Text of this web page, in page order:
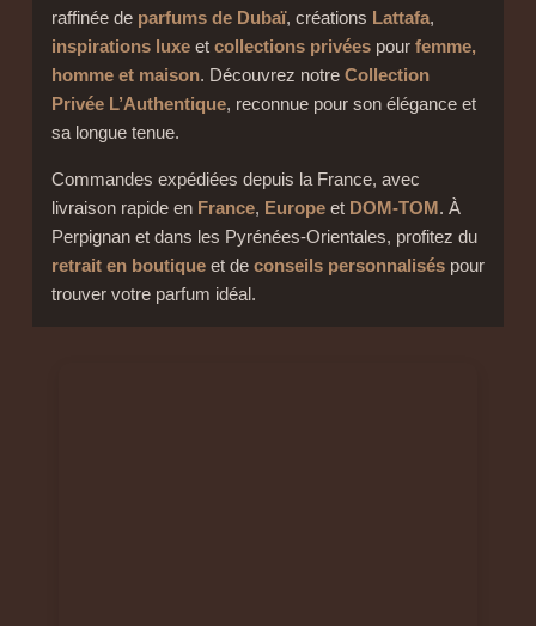
raffinée de parfums de Dubaï, créations Lattafa,
inspirations luxeet collections privéespour femme,
homme et maison. Découvrez notre Collection
Privée L’Authentique, reconnue pour son élégance et
sa longue tenue.
Commandes expédiées depuis la France, avec
livraison rapide en France, Europeet DOM-TOM. À
Perpignan et dans les Pyrénées-Orientales, profitez du
retrait en boutiqueet de conseils personnaliséspour
trouver votre parfum idéal.